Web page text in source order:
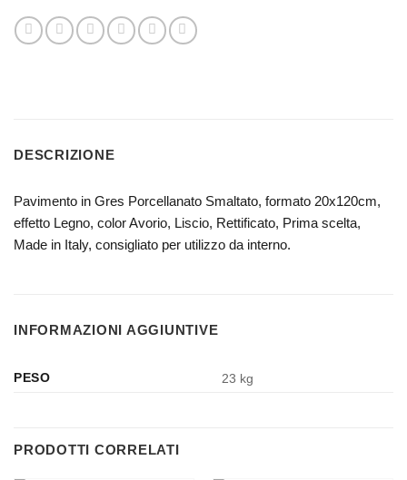
DESCRIZIONE
Pavimento in Gres Porcellanato Smaltato, formato 20x120cm,
effetto Legno, color Avorio, Liscio, Rettificato, Prima scelta,
Made in Italy, consigliato per utilizzo da interno.
INFORMAZIONI AGGIUNTIVE
PESO 23 kg
PRODOTTI CORRELATI